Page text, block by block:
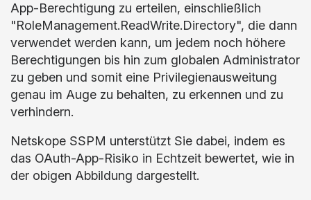
App-Berechtigung zu erteilen, einschließlich
"RoleManagement.ReadWrite.Directory", die dann
verwendet werden kann, um jedem noch höhere
Berechtigungen bis hin zum globalen Administrator
zu geben und somit eine Privilegienausweitung
genau im Auge zu behalten, zu erkennen und zu
verhindern.
Netskope SSPM unterstützt Sie dabei, indem es
das OAuth-App-Risiko in Echtzeit bewertet, wie in
der obigen Abbildung dargestellt.